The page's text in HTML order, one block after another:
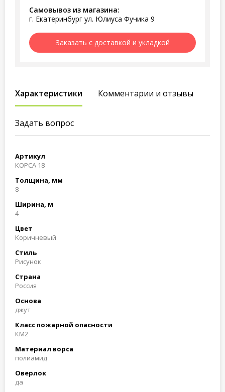
Самовывоз из магазина:
г. Екатеринбург ул. Юлиуса Фучика 9
Заказать с доставкой и укладкой
Характеристики Комментарии и отзывы
Задать вопрос
Артикул
КОРСА 18
Толщина, мм
8
Ширина, м
4
Цвет
Коричневый
Стиль
Рисунок
Страна
Россия
Основа
джут
Класс пожарной опасности
КМ2
Материал ворса
полиамид
Оверлок
да